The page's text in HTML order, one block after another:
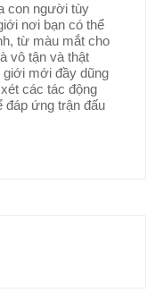
con người tùy
nơi bạn có thể
từ màu mắt cho
vô tận và thật
giới mới đầy dũng
các tác động
đáp ứng trận đấu